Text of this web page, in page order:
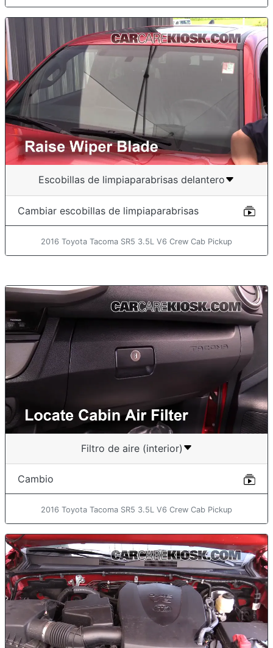
Escobillas de limpiaparabrisas delantero
Cambiar escobillas de limpiaparabrisas
2016 Toyota Tacoma SR5 3.5L V6 Crew Cab Pickup
Filtro de aire (interior)
Cambio
2016 Toyota Tacoma SR5 3.5L V6 Crew Cab Pickup